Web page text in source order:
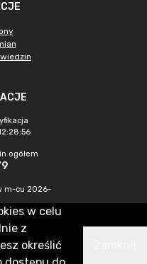
ogółem
m-cu 2026-
w celu
z
określić